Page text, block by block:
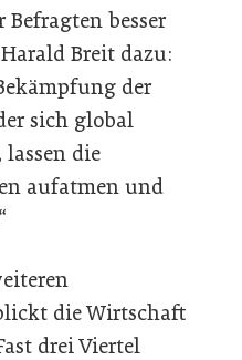
besser
Breit dazu:
der
sich global
die
aufatmen und
die Wirtschaft
drei Viertel